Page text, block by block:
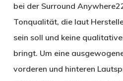
bei der Surround
Tonqualität, die laut
sein soll und keine
bringt. Um eine
vorderen und hinteren